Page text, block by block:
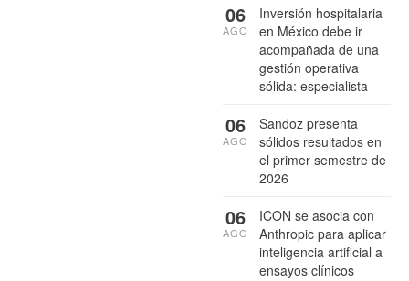
Inversión hospitalaria
en México debe ir
acompañada de una
gestión operativa
sólida: especialista
06
AGO
Sandoz presenta
sólidos resultados en
el primer semestre de
2026
06
AGO
ICON se asocia con
Anthropic para aplicar
inteligencia artificial a
ensayos clínicos
06
AGO